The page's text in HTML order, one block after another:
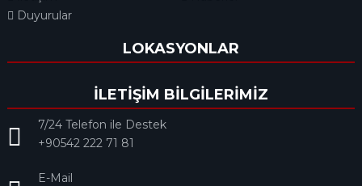
Duyurular
LOKASYONLAR
İLETİŞİM BİLGİLERİMİZ
7/24 Telefon ile Destek
+90542 222 71 81
E-Mail